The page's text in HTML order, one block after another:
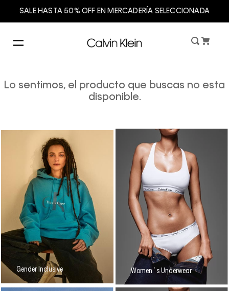
SALE HASTA 50% OFF EN MERCADERÍA SELECCIONADA
Lo sentimos, el producto que buscas no esta
disponible.
Gender Inclusive Women´s Underwear